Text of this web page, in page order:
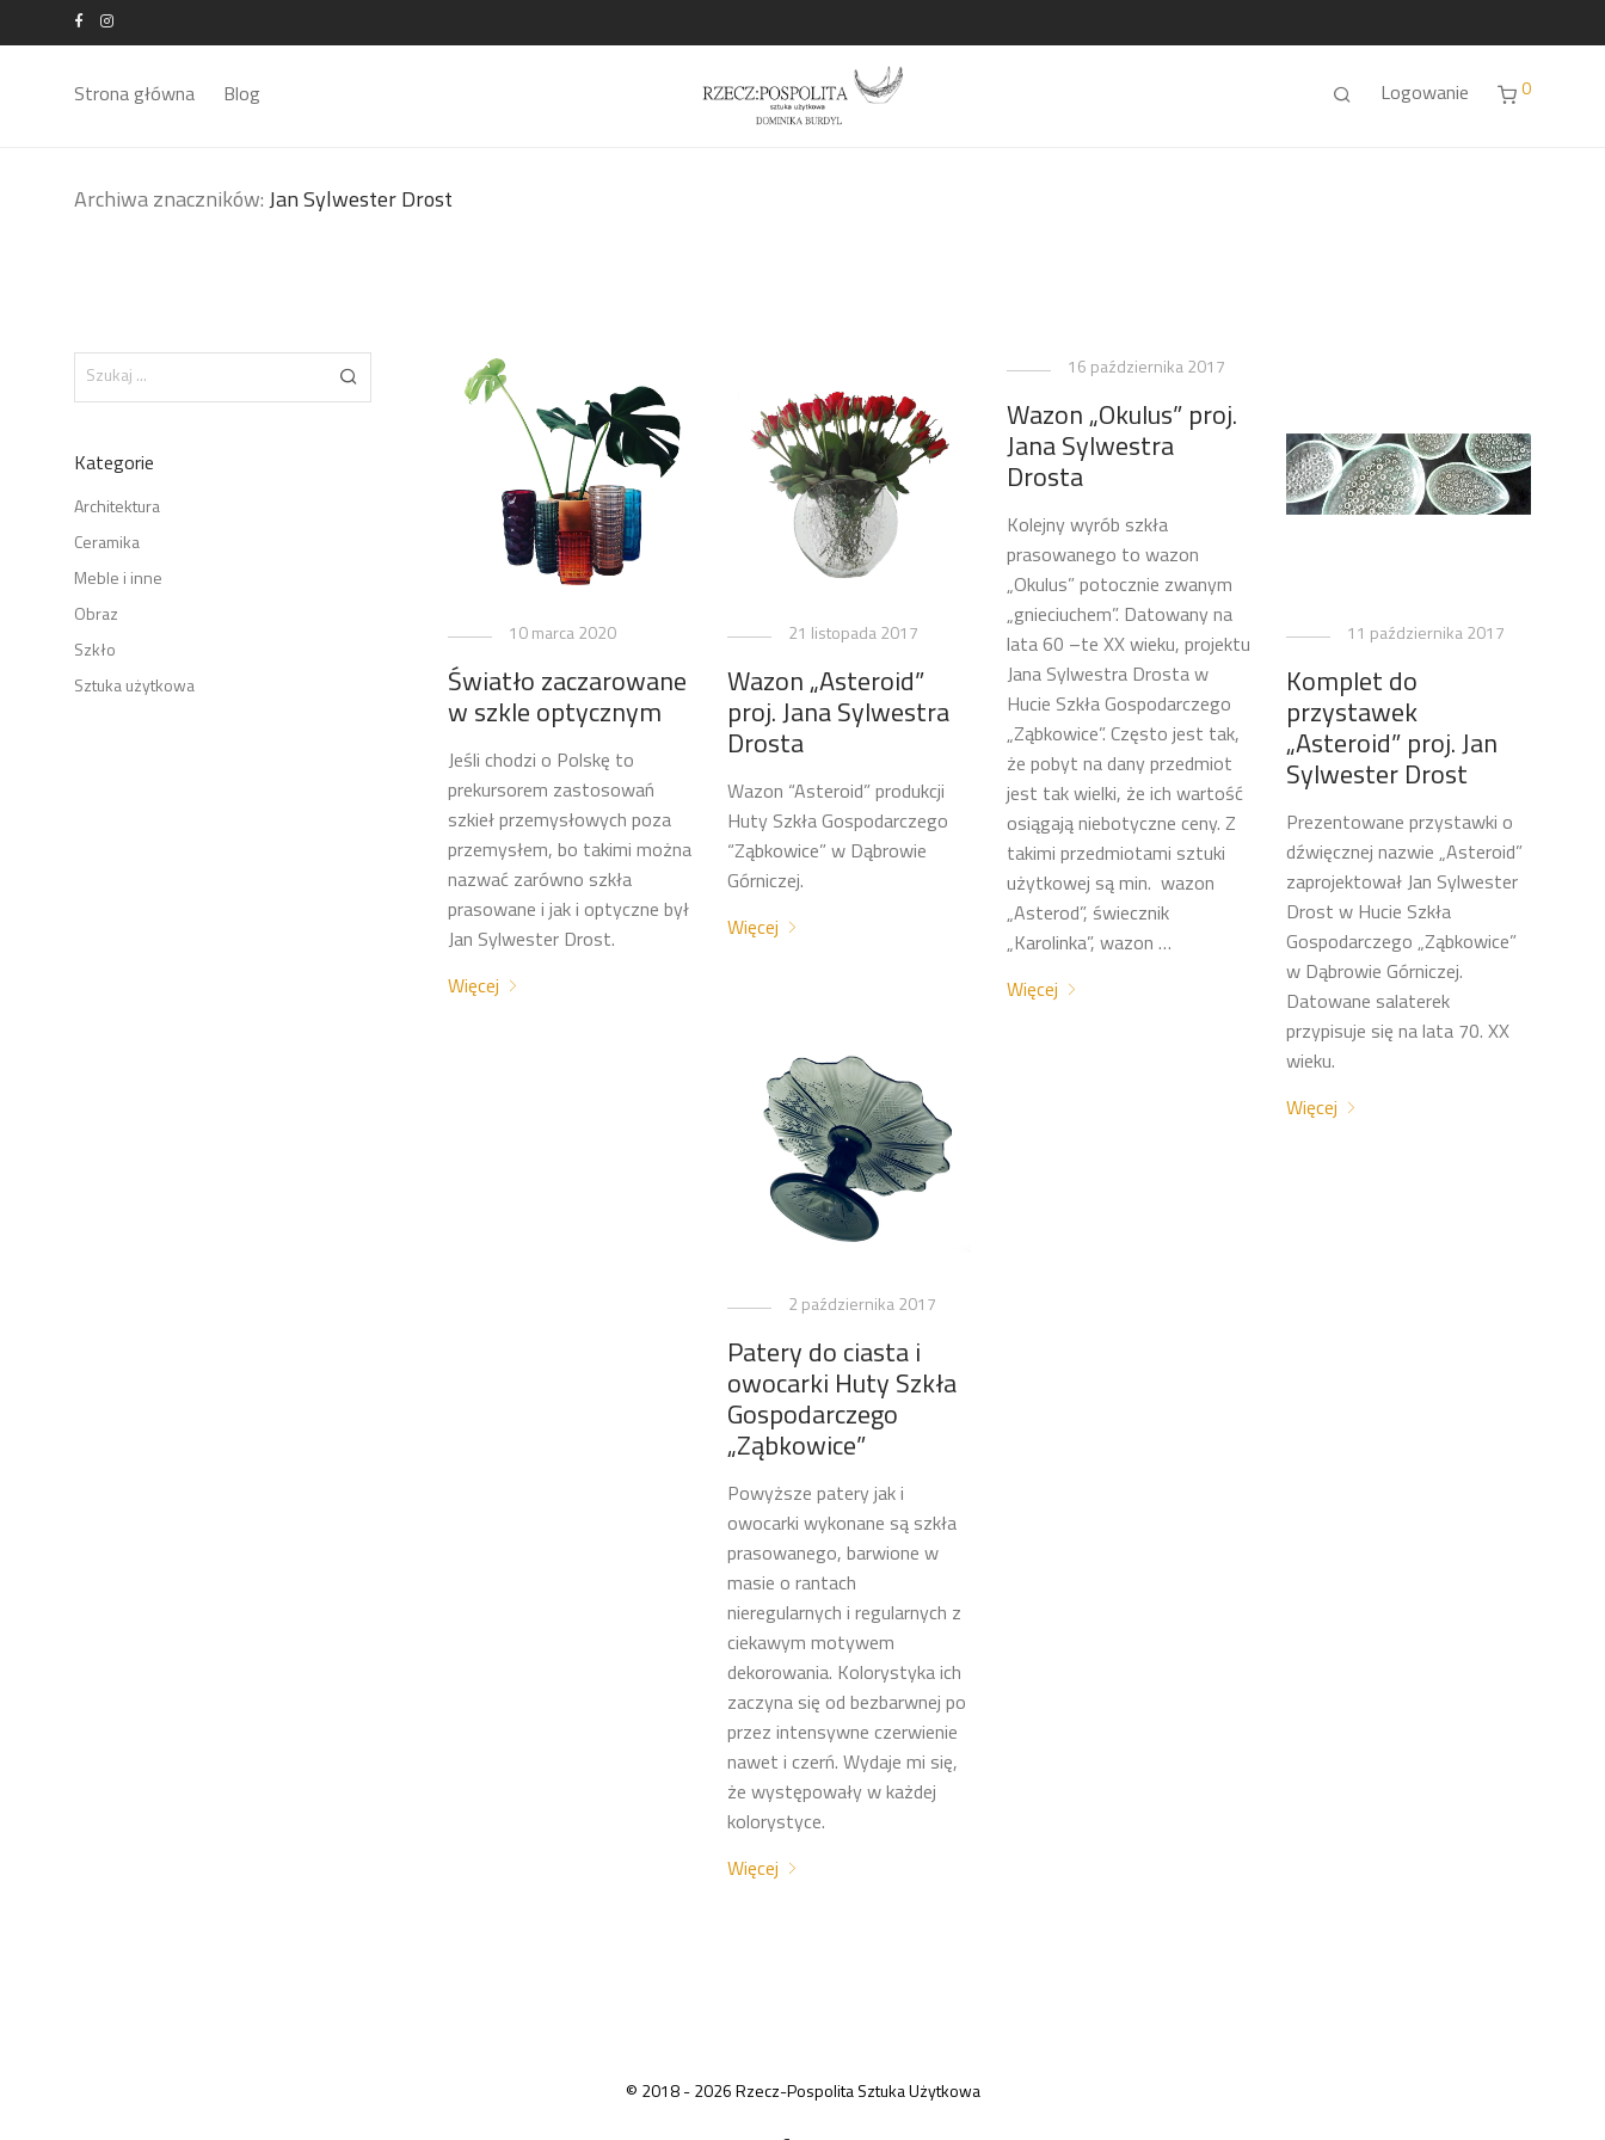
Strona główna Blog Logowanie 0
Archiwa znaczników: Jan Sylwester Drost
10 marca 2020
Światło zaczarowane
w szkle optycznym
Jeśli chodzi o Polskę to
prekursorem zastosowań
szkieł przemysłowych poza
przemysłem, bo takimi można
nazwać zarówno szkła
prasowane i jak i optyczne był
Jan Sylwester Drost.
Więcej
21 listopada 2017
Wazon „Asteroid”
proj. Jana Sylwestra
Drosta
Wazon “Asteroid” produkcji
Huty Szkła Gospodarczego
“Ząbkowice” w Dąbrowie
Górniczej.
Więcej
16 października 2017
Wazon „Okulus” proj.
Jana Sylwestra
Drosta
Kolejny wyrób szkła
prasowanego to wazon
„Okulus” potocznie zwanym
„gnieciuchem”. Datowany na
lata 60 –te XX wieku, projektu
Jana Sylwestra Drosta w
Hucie Szkła Gospodarczego
„Ząbkowice”. Często jest tak,
że pobyt na dany przedmiot
jest tak wielki, że ich wartość
osiągają niebotyczne ceny. Z
takimi przedmiotami sztuki
użytkowej są min. wazon
„Asterod”, świecznik
„Karolinka”, wazon …
Więcej
11 października 2017
Komplet do
przystawek
„Asteroid” proj. Jan
Sylwester Drost
Prezentowane przystawki o
dźwięcznej nazwie „Asteroid”
zaprojektował Jan Sylwester
Drost w Hucie Szkła
Gospodarczego „Ząbkowice”
w Dąbrowie Górniczej.
Datowane salaterek
przypisuje się na lata 70. XX
wieku.
Więcej
2 października 2017
Patery do ciasta i
owocarki Huty Szkła
Gospodarczego
„Ząbkowice”
Powyższe patery jak i
owocarki wykonane są szkła
prasowanego, barwione w
masie o rantach
nieregularnych i regularnych z
ciekawym motywem
dekorowania. Kolorystyka ich
zaczyna się od bezbarwnej po
przez intensywne czerwienie
nawet i czerń. Wydaje mi się,
że występowały w każdej
kolorystyce.
Więcej
Kategorie
Architektura
Ceramika
Meble i inne
Obraz
Szkło
Sztuka użytkowa
© 2018 - 2026 Rzecz-Pospolita Sztuka Użytkowa